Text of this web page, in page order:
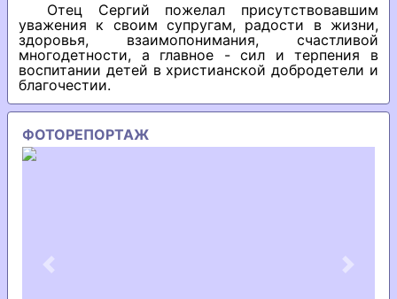
Отец Сергий пожелал присутствовавшим
уважения к своим супругам, радости в жизни,
здоровья, взаимопонимания, счастливой
многодетности, а главное - сил и терпения в
воспитании детей в христианской добродетели и
благочестии.
ФОТОРЕПОРТАЖ
Previous Next